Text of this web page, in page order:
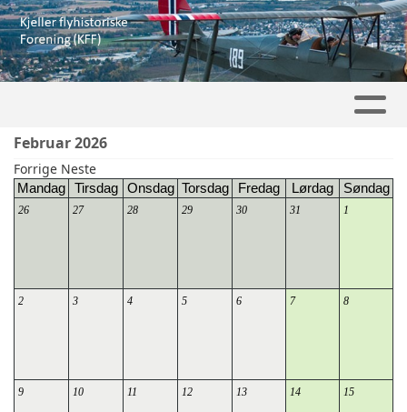
Februar 2026
Forrige Neste
Mandag Tirsdag Onsdag Torsdag Fredag Lørdag Søndag
26 27 28 29 30 31 1
2 3 4 5 6 7 8
9 10 11 12 13 14 15